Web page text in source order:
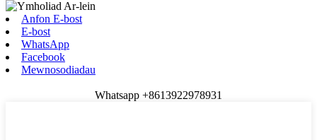
Anfon E-bost
E-bost
WhatsApp
Facebook
Mewnosodiadau
Whatsapp +8613922978931